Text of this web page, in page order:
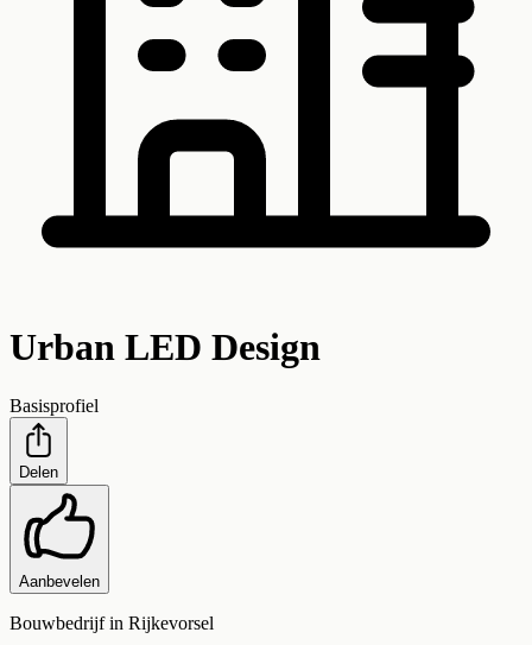
Urban LED Design
Basisprofiel
Delen
Aanbevelen
Bouwbedrijf in Rijkevorsel